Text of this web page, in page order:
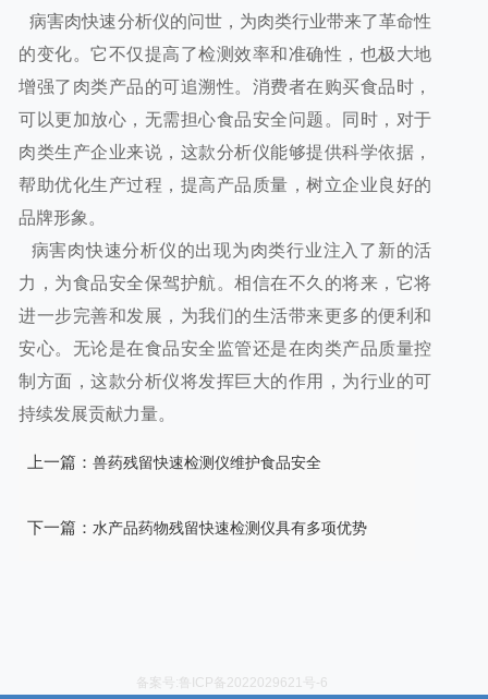
病害肉快速分析仪的问世，为肉类行业带来了革命性
的变化。它不仅提高了检测效率和准确性，也极大地
增强了肉类产品的可追溯性。消费者在购买食品时，
可以更加放心，无需担心食品安全问题。同时，对于
肉类生产企业来说，这款分析仪能够提供科学依据，
帮助优化生产过程，提高产品质量，树立企业良好的
品牌形象。
病害肉快速分析仪的出现为肉类行业注入了新的活
力，为食品安全保驾护航。相信在不久的将来，它将
进一步完善和发展，为我们的生活带来更多的便利和
安心。无论是在食品安全监管还是在肉类产品质量控
制方面，这款分析仪将发挥巨大的作用，为行业的可
持续发展贡献力量。
上一篇： 兽药残留快速检测仪维护食品安全
下一篇： 水产品药物残留快速检测仪具有多项优势
备案号:鲁ICP备2022029621号-6